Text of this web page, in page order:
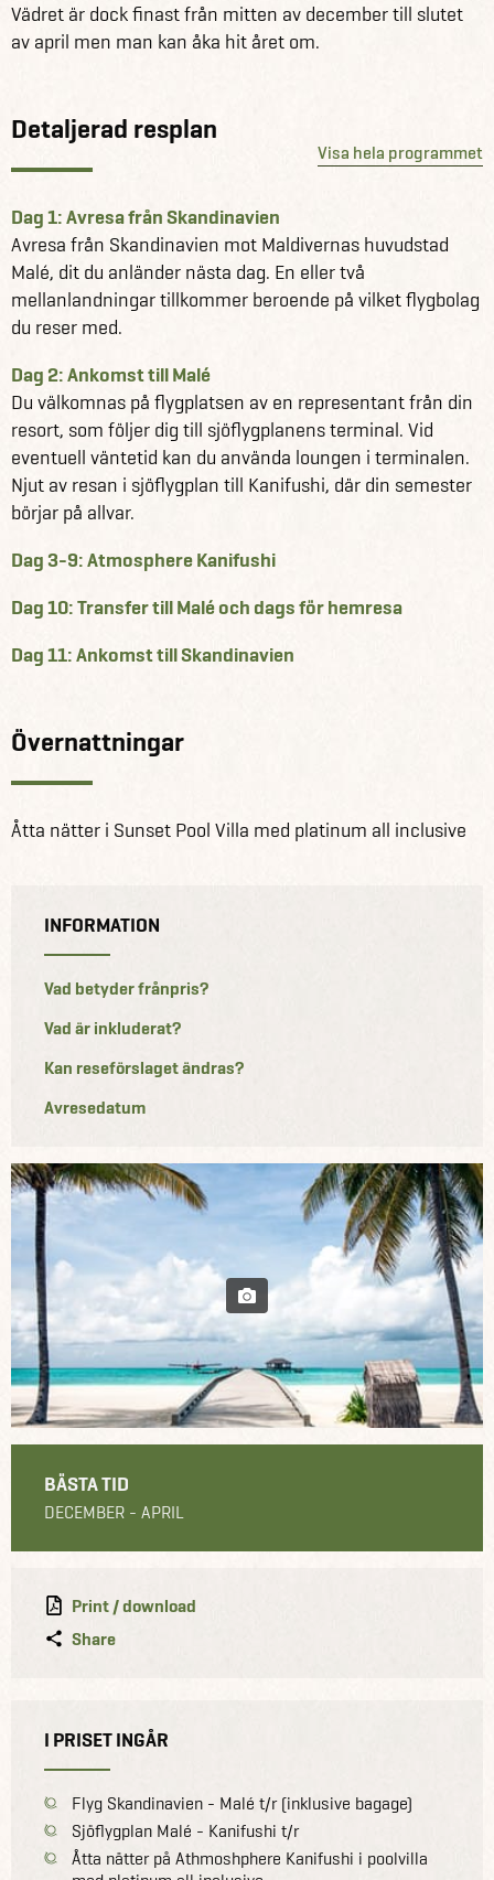
Vädret är dock finast från mitten av december till slutet
av april men man kan åka hit året om.
Detaljerad resplan
Visa hela programmet
Dag 1: Avresa från Skandinavien
Avresa från Skandinavien mot Maldivernas huvudstad
Malé, dit du anländer nästa dag. En eller två
mellanlandningar tillkommer beroende på vilket flygbolag
du reser med.
Dag 2: Ankomst till Malé
Du välkomnas på flygplatsen av en representant från din
resort, som följer dig till sjöflygplanens terminal. Vid
eventuell väntetid kan du använda loungen i terminalen.
Njut av resan i sjöflygplan till Kanifushi, där din semester
börjar på allvar.
Dag 3-9: Atmosphere Kanifushi
Dag 10: Transfer till Malé och dags för hemresa
Dag 11: Ankomst till Skandinavien
Övernattningar
Åtta nätter i Sunset Pool Villa med platinum all inclusive
INFORMATION
Vad betyder frånpris?
Vad är inkluderat?
Kan reseförslaget ändras?
Avresedatum
BÄSTA TID
DECEMBER - APRIL
Print / download
Share
I PRISET INGÅR
Flyg Skandinavien - Malé t/r (inklusive bagage)
Sjöflygplan Malé - Kanifushi t/r
Åtta nätter på Athmoshphere Kanifushi i poolvilla